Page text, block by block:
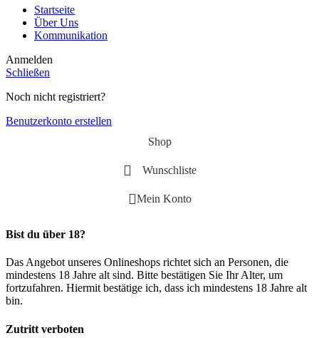
Startseite
Über Uns
Kommunikation
Anmelden
Schließen
Noch nicht registriert?
Benutzerkonto erstellen
Shop
Wunschliste
Mein Konto
Bist du über 18?
Das Angebot unseres Onlineshops richtet sich an Personen, die
mindestens 18 Jahre alt sind. Bitte bestätigen Sie Ihr Alter, um
fortzufahren. Hiermit bestätige ich, dass ich mindestens 18 Jahre alt
bin.
Zutritt verboten